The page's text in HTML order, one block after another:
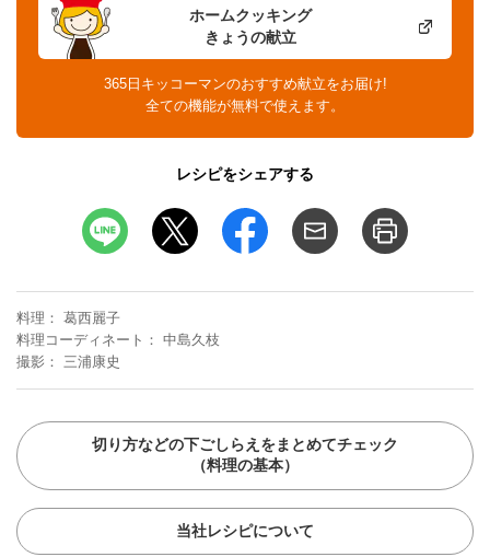
ホームクッキング
きょうの献立
365日キッコーマンのおすすめ献立をお届け!
全ての機能が無料で使えます。
レシピをシェアする
料理
葛西麗子
料理コーディネート
中島久枝
撮影
三浦康史
切り方などの下ごしらえをまとめてチェック
（料理の基本）
当社レシピについて